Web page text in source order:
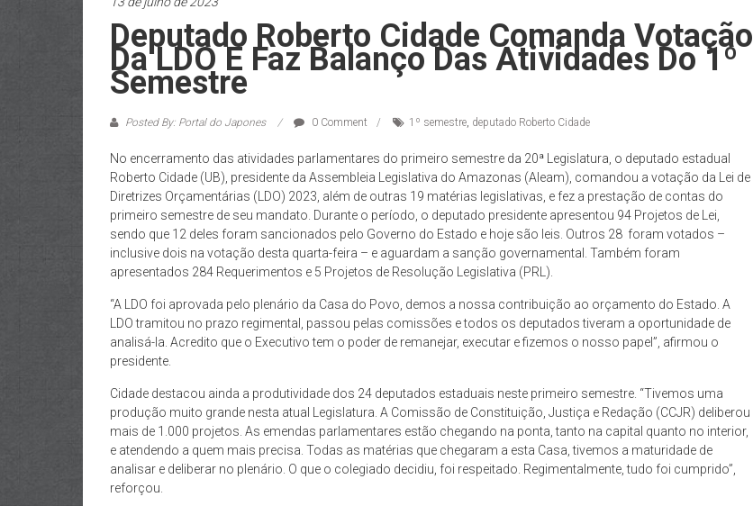
Deputado Roberto Cidade Comanda Votação
Da LDO E Faz Balanço Das Atividades Do 1º
Semestre
Posted By: Portal do Japones 0 Comment 1º semestre, deputado Roberto Cidade
No encerramento das atividades parlamentares do primeiro semestre da 20ª Legislatura, o deputado estadual
Roberto Cidade (UB), presidente da Assembleia Legislativa do Amazonas (Aleam), comandou a votação da Lei de
Diretrizes Orçamentárias (LDO) 2023, além de outras 19 matérias legislativas, e fez a prestação de contas do
primeiro semestre de seu mandato. Durante o período, o deputado presidente apresentou 94 Projetos de Lei,
sendo que 12 deles foram sancionados pelo Governo do Estado e hoje são leis. Outros 28 foram votados –
inclusive dois na votação desta quarta-feira – e aguardam a sanção governamental. Também foram
apresentados 284 Requerimentos e 5 Projetos de Resolução Legislativa (PRL).
“A LDO foi aprovada pelo plenário da Casa do Povo, demos a nossa contribuição ao orçamento do Estado. A
LDO tramitou no prazo regimental, passou pelas comissões e todos os deputados tiveram a oportunidade de
analisá-la. Acredito que o Executivo tem o poder de remanejar, executar e fizemos o nosso papel”, afirmou o
presidente.
Cidade destacou ainda a produtividade dos 24 deputados estaduais neste primeiro semestre. “Tivemos uma
produção muito grande nesta atual Legislatura. A Comissão de Constituição, Justiça e Redação (CCJR) deliberou
mais de 1.000 projetos. As emendas parlamentares estão chegando na ponta, tanto na capital quanto no interior,
e atendendo a quem mais precisa. Todas as matérias que chegaram a esta Casa, tivemos a maturidade de
analisar e deliberar no plenário. O que o colegiado decidiu, foi respeitado. Regimentalmente, tudo foi cumprido”,
reforçou.